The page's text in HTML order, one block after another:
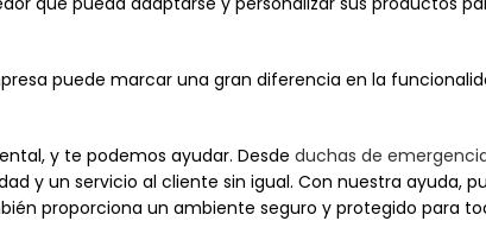
puede marcar una gran diferencia en la
y te podemos ayudar. Desde duchas de
y un servicio al cliente sin igual. Con nuestra ayuda,
proporciona un ambiente seguro y protegido para